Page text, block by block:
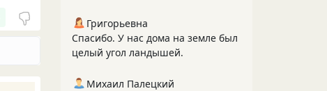
Григорьевна
Спасибо. У нас дома на земле был
целый угол ландышей.
Михаил Палецкий